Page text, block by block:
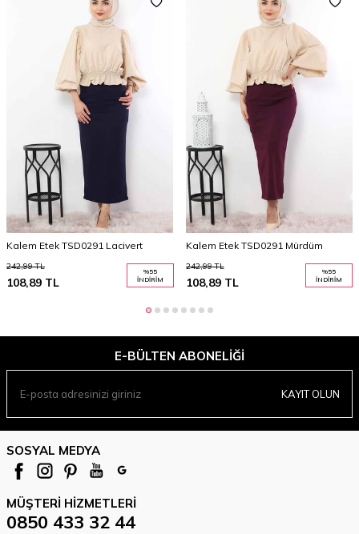
Kalem Etek TSD0291 Lacivert
242,99TL
108,89 TL
%55
İNDIRIM
Kalem Etek TSD0291 Mürdüm
242,99TL
108,89TL
%55
İNDIRIM
E-BÜLTEN ABONELIĞI
KAYIT OLUN
SOSYAL MEDYA
MÜŞTERI HIZMETLERI
0850 433 32 44